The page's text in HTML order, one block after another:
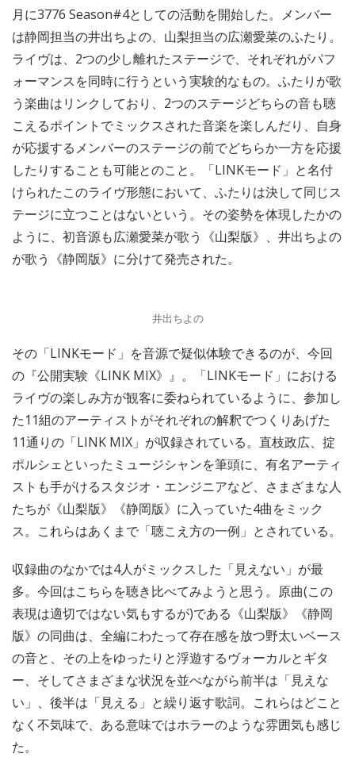
月に3776 Season#4としての活動を開始した。メンバー
は静岡担当の井出ちよの、山梨担当の広瀬愛菜のふたり。
ライヴは、2つの少し離れたステージで、それぞれがパフ
ォーマンスを同時に行うという実験的なもの。ふたりが歌
う楽曲はリンクしており、2つのステージどちらの音も聴
こえるポイントでミックスされた音楽を楽しんだり、自身
が応援するメンバーのステージの前でどちらか一方を応援
したりすることも可能とのこと。「LINKモード」と名付
けられたこのライヴ形態において、ふたりは決して同じス
テージに立つことはないという。その姿勢を体現したかの
ように、初音源も広瀬愛菜が歌う《山梨版》、井出ちよの
が歌う《静岡版》に分けて発売された。
井出ちよの
その「LINKモード」を音源で疑似体験できるのが、今回
の『公開実験《LINK MIX》』。「LINKモード」における
ライヴの楽しみ方が観客に委ねられているように、参加し
た11組のアーティストがそれぞれの解釈でつくりあげた
11通りの「LINK MIX」が収録されている。直枝政広、掟
ポルシェといったミュージシャンを筆頭に、有名アーティ
ストも手がけるスタジオ・エンジニアなど、さまざまな人
たちが《山梨版》《静岡版》に入っていた4曲をミック
ス。これらはあくまで「聴こえ方の一例」とされている。
収録曲のなかでは4人がミックスした「見えない」が最
多。今回はこちらを聴き比べてみようと思う。原曲(この
表現は適切ではない気もするが)である《山梨版》《静岡
版》の同曲は、全編にわたって存在感を放つ野太いベース
の音と、その上をゆったりと浮遊するヴォーカルとギタ
ー、そしてさまざまな状況を並べながら前半は「見えな
い」、後半は「見える」と繰り返す歌詞。これらはどこと
なく不気味で、ある意味ではホラーのような雰囲気も感じ
た。